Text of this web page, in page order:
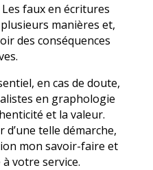
faux en écritures
manières et,
des conséquences
en cas de doute,
en graphologie
et la valeur.
d’une telle démarche,
mon savoir-faire et
votre service.